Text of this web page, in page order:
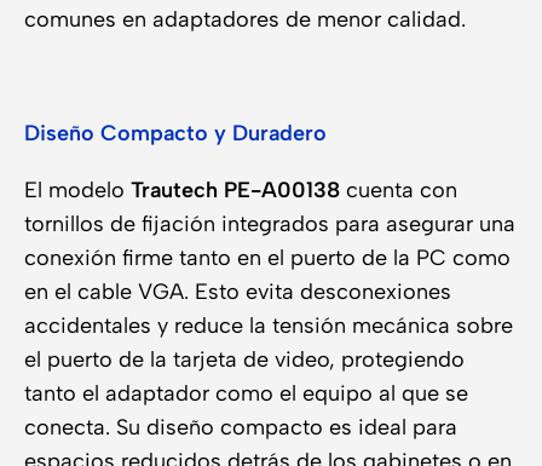
comunes en adaptadores de menor calidad.
Diseño Compacto y Duradero
El modelo Trautech PE-A00138 cuenta con
tornillos de fijación integrados para asegurar una
conexión firme tanto en el puerto de la PC como
en el cable VGA. Esto evita desconexiones
accidentales y reduce la tensión mecánica sobre
el puerto de la tarjeta de video, protegiendo
tanto el adaptador como el equipo al que se
conecta. Su diseño compacto es ideal para